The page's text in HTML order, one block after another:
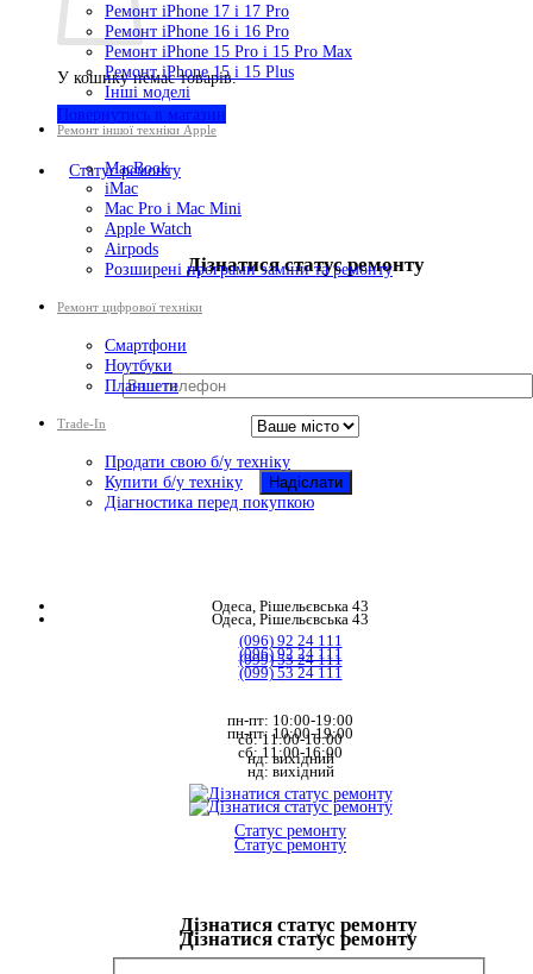
У кошику немає товарів.
Повернутись в магазин
Cтатус ремонту
Дізнатися статус ремонту
Одеса, Рішельєвська 43
(096) 92 24 111
(099) 53 24 111
пн-пт: 10:00-19:00
сб: 11:00-16:00
нд: вихідний
Статус ремонту
Дізнатися статус ремонту
Ремонт iPhone 17 і 17 Pro
Ремонт iPhone 16 і 16 Pro
Ремонт iPhone 15 Pro і 15 Pro Max
Ремонт iPhone 15 і 15 Plus
Інші моделі
Ремонт іншої техніки Apple
MacBook
iMac
Mac Pro і Mac Mini
Apple Watch
Airpods
Розширені програми заміни та ремонту
Ремонт цифрової техніки
Смартфони
Ноутбуки
Планшети
Trade-In
Продати свою б/у техніку
Купити б/у техніку
Діагностика перед покупкою
Одеса, Рішельєвська 43
(096) 92 24 111
(099) 53 24 111
пн-пт: 10:00-19:00
сб: 11:00-16:00
нд: вихідний
Статус ремонту
Дізнатися статус ремонту